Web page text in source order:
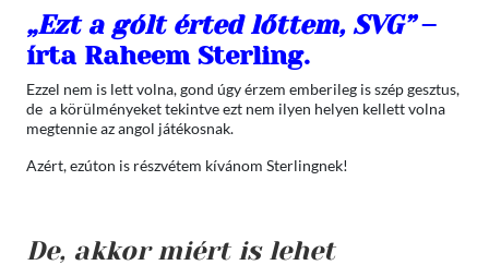
„Ezt a gólt érted lőttem, SVG”–
írta Raheem Sterling.
Ezzel nem is lett volna, gond úgy érzem emberileg is szép gesztus,
de a körülményeket tekintve ezt nem ilyen helyen kellett volna
megtennie az angol játékosnak.
Azért, ezúton is részvétem kívánom Sterlingnek!
De, akkor miért is lehet